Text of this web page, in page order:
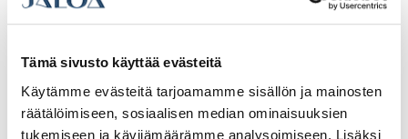
Tämä sivusto käyttää evästeitä
Käytämme evästeitä tarjoamamme sisällön ja mainosten
räätälöimiseen, sosiaalisen median ominaisuuksien
tukemiseen ja kävijämäärämme analysoimiseen. Lisäksi
Tutustu myös